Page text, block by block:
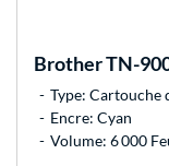
BrotherTN-
Type: Cartouche
Encre: Cyan
Volume: 6 000